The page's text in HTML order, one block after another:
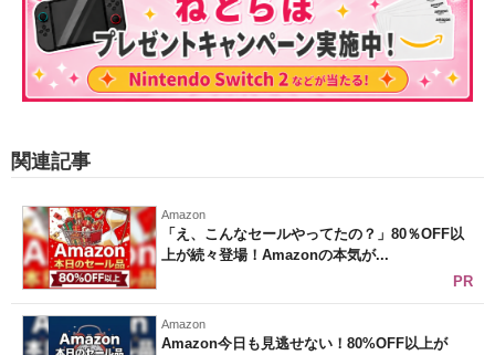
関連記事
Amazon
「え、こんなセールやってたの？」80％OFF以
上が続々登場！Amazonの本気が...
PR
Amazon
Amazon今日も見逃せない！80%OFF以上が